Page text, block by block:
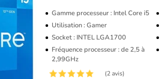
Gamme processeur : Intel Core i5
Utilisation : Gamer
Socket : INTEL LGA1700
Fréquence processeur : de 2,5 à
2,99GHz
(2 avis)